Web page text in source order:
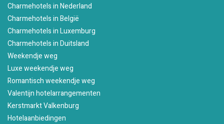
Charmehotels in Nederland
Charmehotels in België
Charmehotels in Luxemburg
Charmehotels in Duitsland
Weekendje weg
Luxe weekendje weg
Romantisch weekendje weg
Valentijn hotelarrangementen
Kerstmarkt Valkenburg
Hotelaanbiedingen